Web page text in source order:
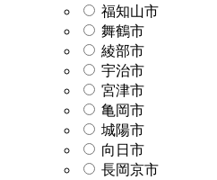
福知山市
舞鶴市
綾部市
宇治市
宮津市
亀岡市
城陽市
向日市
長岡京市